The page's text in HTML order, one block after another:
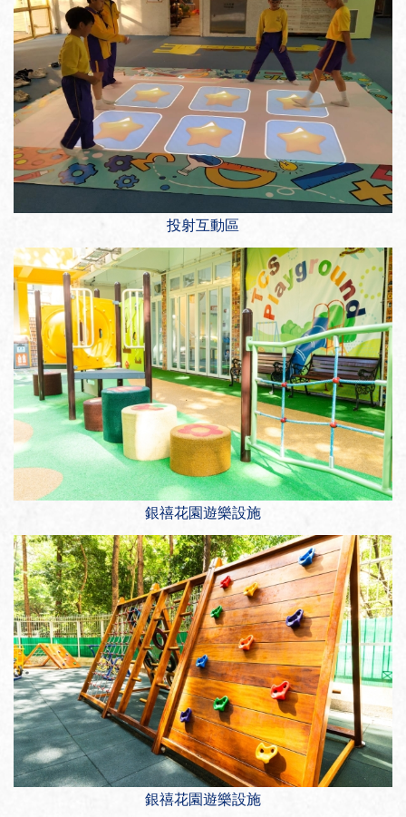
投射互動區
銀禧花園遊樂設施
銀禧花園遊樂設施